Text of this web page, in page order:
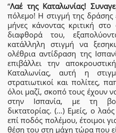
“Λαέ της Καταλωνίας!
πόλεμο! Η στιγμή της δράσης
μήνες κάνοντας κριτική
διαφθορά του,
κατάλληλη στιγμή να
ολέθρια αντίδραση της
επιβάλλει την
Καταλωνίας, αυτή η
στρατιωτικοί και πολίτες,
όλοι μαζί, σκοπό τους έχουν
στην Ισπανία, με τη
δικτατορίας. (…) Εμείς, ο
επί ποδός πολέμου, έτοιμοι
θέση του στη μάχη τώρα που